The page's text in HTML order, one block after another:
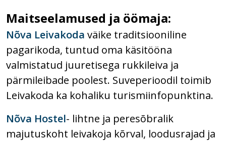
Maitseelamused ja öömaja:
Nõva Leivakoda väike traditsiooniline
pagarikoda, tuntud oma käsitööna
valmistatud juuretisega rukkileiva ja
pärmileibade poolest. Suveperioodil toimib
Leivakoda ka kohaliku turismiinfopunktina.
Nõva Hostel- lihtne ja peresõbralik
majutuskoht leivakoja kõrval, loodusrajad ja